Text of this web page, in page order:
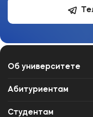
Об университете
Лицензии и документы
Сведения об
Абитуриентам
Студентам